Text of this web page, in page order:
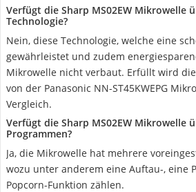
Verfügt die Sharp MS02EW Mikrowelle
Technologie?
Nein, diese Technologie, welche eine
gewährleistet und zudem
Mikrowelle nicht verbaut. Erfüllt wird
von der Panasonic NN-ST45KWEPG
Vergleich.
Verfügt die Sharp MS02EW Mikrowelle
Programmen?
Ja, die Mikrowelle hat mehrere
wozu unter anderem eine Auftau-, eine
Popcorn-Funktion zählen.